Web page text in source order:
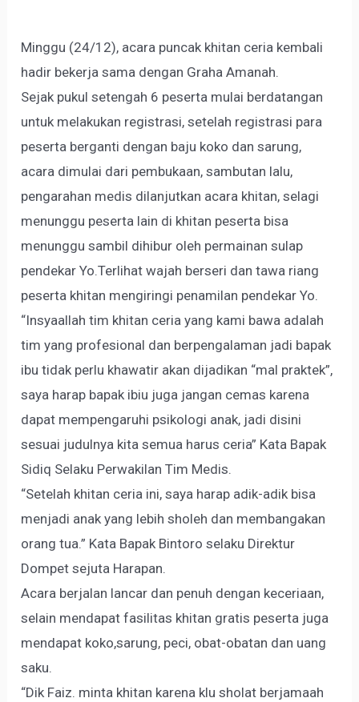
Minggu (24/12), acara puncak khitan ceria kembali
hadir bekerja sama dengan Graha Amanah.
Sejak pukul setengah 6 peserta mulai berdatangan
untuk melakukan registrasi, setelah registrasi para
peserta berganti dengan baju koko dan sarung,
acara dimulai dari pembukaan, sambutan lalu,
pengarahan medis dilanjutkan acara khitan, selagi
menunggu peserta lain di khitan peserta bisa
menunggu sambil dihibur oleh permainan sulap
pendekar Yo.Terlihat wajah berseri dan tawa riang
peserta khitan mengiringi penamilan pendekar Yo.
“Insyaallah tim khitan ceria yang kami bawa adalah
tim yang profesional dan berpengalaman jadi bapak
ibu tidak perlu khawatir akan dijadikan “mal praktek”,
saya harap bapak ibiu juga jangan cemas karena
dapat mempengaruhi psikologi anak, jadi disini
sesuai judulnya kita semua harus ceria” Kata Bapak
Sidiq Selaku Perwakilan Tim Medis.
“Setelah khitan ceria ini, saya harap adik-adik bisa
menjadi anak yang lebih sholeh dan membangakan
orang tua.” Kata Bapak Bintoro selaku Direktur
Dompet sejuta Harapan.
Acara berjalan lancar dan penuh dengan keceriaan,
selain mendapat fasilitas khitan gratis peserta juga
mendapat koko,sarung, peci, obat-obatan dan uang
saku.
“Dik Faiz. minta khitan karena klu sholat berjamaah